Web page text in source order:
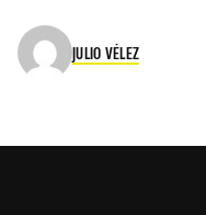
JULIO VÉLEZ